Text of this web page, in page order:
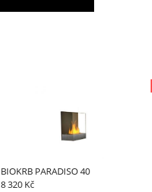
BIOKRB PARADISO 40
8 320 Kč